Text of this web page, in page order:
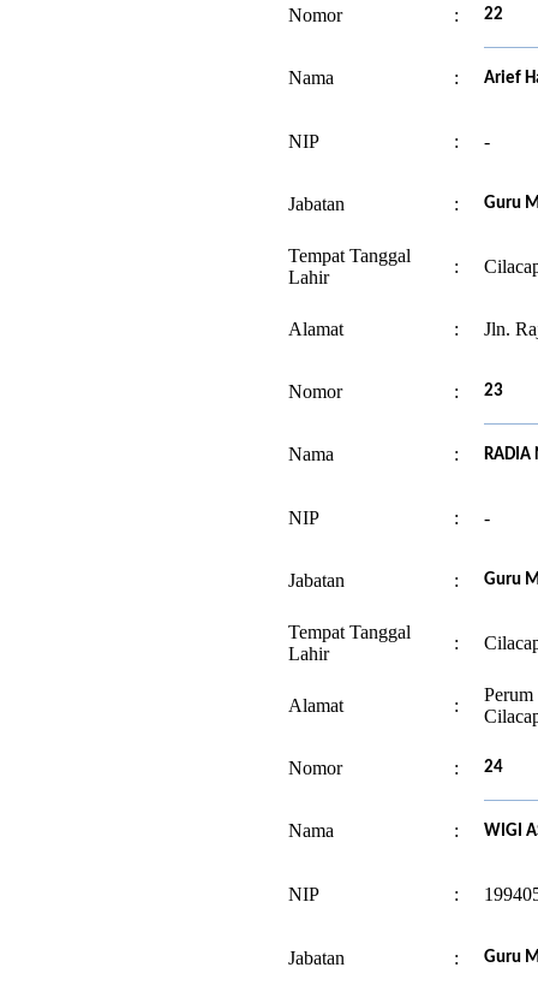
Nomor : 22
Nama : Arief
NIP : -
Jabatan : Guru
Tempat Tanggal
Lahir
:
Alamat : Jln.
Nomor : 23
Nama : RADIA
NIP : -
Jabatan : Guru
Tempat Tanggal
Lahir
:
Alamat :
Nomor : 24
Nama : WIGI
NIP :
Jabatan : Guru